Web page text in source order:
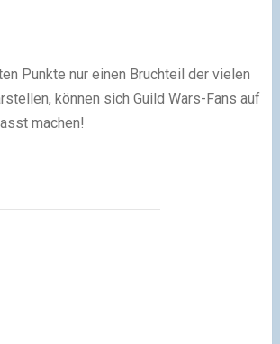
Punkte nur einen Bruchteil der vielen
können sich Guild Wars-Fans auf
machen!